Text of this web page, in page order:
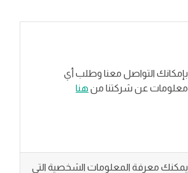
بإمكانك التواصل معنا وطلب أي
معلومات عن شركتنا من هنا
يمكنك معرفة المعلومات الشخصية التي